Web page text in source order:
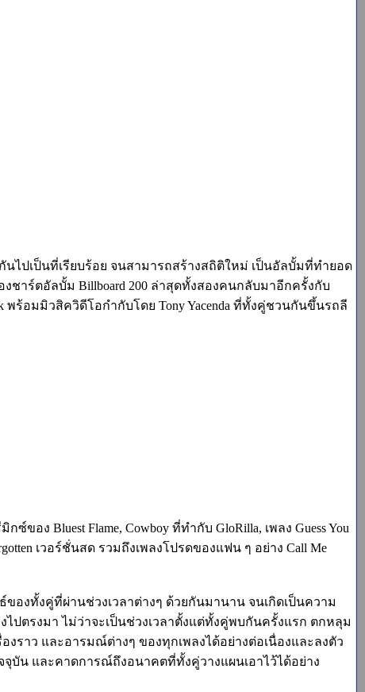
นไปเป็นที่เรียบร้อย จนสามารถสร้างสถิติใหม่ เป็นอัลบั้มที่ทำยอด
งชาร์ตอัลบั้ม Billboard 200 ล่าสุดทั้งสองคนกลับมาอีกครั้งกับ
พร้อมมิวสิควิดีโอกำกับโดย Tony Yacenda ที่ทั้งคู่ชวนกันขึ้นรถลี
ของ Bluest Flame, Cowboy ที่ทำกับ GloRilla, เพลง Guess You
เวอร์ชั่นสด รวมถึงเพลงโปรดของแฟน ๆ อย่าง Call Me
ของทั้งคู่ที่ผ่านช่วงเวลาต่างๆ ด้วยกันมานาน จนเกิดเป็นความ
ปตรงมา ไม่ว่าจะเป็นช่วงเวลาตั้งแต่ทั้งคู่พบกันครั้งแรก ตกหลุม
ราว และอารมณ์ต่างๆ ของทุกเพลงได้อย่างต่อเนื่องและลงตัว
จุบัน และคาดการณ์ถึงอนาคตที่ทั้งคู่วางแผนเอาไว้ได้อย่าง